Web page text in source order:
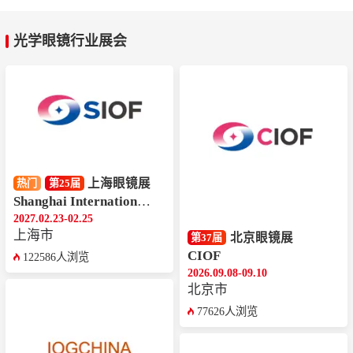
光学眼镜行业展会
热门 第25届 上海眼镜展
Shanghai International Optics Fair
2027.02.23-02.25
上海市
122586人浏览
第37届 北京眼镜展
CIOF
2026.09.08-09.10
北京市
77626人浏览